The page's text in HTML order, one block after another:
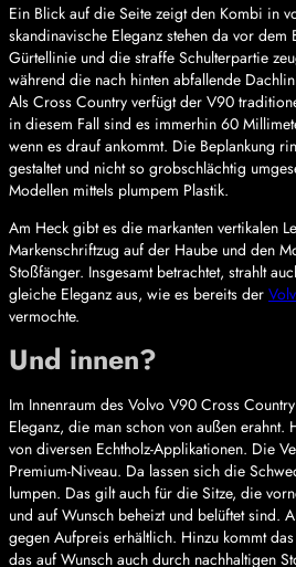
Ein Blick auf die Seite zeigt den Kombi in
skandinavische Eleganz stehen da vor dem
Gürtellinie und die straffe Schulterpartie
während die nach hinten abfallende
Als Cross Country verfügt der V90
in diesem Fall sind es immerhin 60
wenn es drauf ankommt. Die Beplankung
gestaltet und nicht so grobschlächtig
Modellen mittels plumpem Plastik.
Am Heck gibt es die markanten vertikalen
Markenschriftzug auf der Haube und den
Stoßfänger. Insgesamt betrachtet, strahlt
gleiche Eleganz aus, wie es bereits der
vermochte.
Und innen?
Im Innenraum des Volvo V90 Cross
Eleganz, die man schon von außen erahnt.
von diversen Echtholz-Applikationen. Die
Premium-Niveau. Da lassen sich die
lumpen. Das gilt auch für die Sitze, die
und auf Wunsch beheizt und belüftet sind.
gegen Aufpreis erhältlich. Hinzu kommt
das auf Wunsch auch durch nachhaltigen